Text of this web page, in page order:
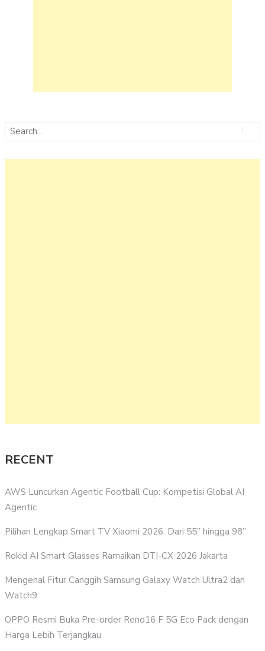
RECENT
AWS Luncurkan Agentic Football Cup: Kompetisi Global AI
Agentic
Pilihan Lengkap Smart TV Xiaomi 2026: Dari 55” hingga 98”
Rokid AI Smart Glasses Ramaikan DTI-CX 2026 Jakarta
Mengenal Fitur Canggih Samsung Galaxy Watch Ultra2 dan
Watch9
OPPO Resmi Buka Pre-order Reno16 F 5G Eco Pack dengan
Harga Lebih Terjangkau